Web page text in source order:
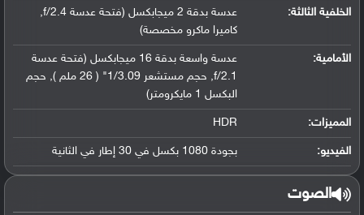
الخلفية الثالثة:
عدسة بدقة 2 ميجابكسل (فتحة عدسة f/2.4,
كاميرا ماكرو مخصصة)
الأمامية:
عدسة واسعة بدقة 16 ميجابكسل (فتحة عدسة
f/2.1, حجم مستشعر 1/3.09" ( 26 ملم ), حجم
البكسل 1 مايكرومتر)
المميزات: HDR
الفيديو: بجودة 1080 بكسل في 30 إطار في الثانية
الصوت